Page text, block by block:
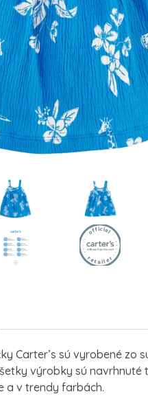
Carter’s sú vyrobené zo
výrobky sú navrhnuté
a v trendy farbách.